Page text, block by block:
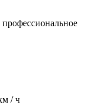
/ ч